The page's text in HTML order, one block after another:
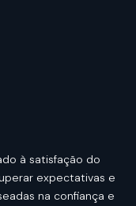
à satisfação do
expectativas e
na confiança e